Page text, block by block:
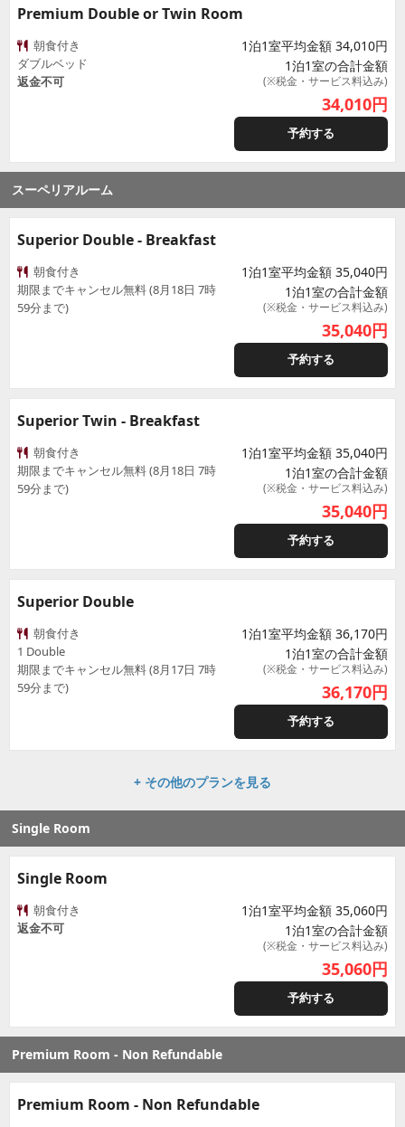
Premium Double or Twin Room
朝食付き
ダブルベッド
返金不可
1泊1室平均金額 34,010円
1泊1室の合計金額
(※税金・サービス料込み)
34,010円
予約する
スーペリアルーム
Superior Double - Breakfast
朝食付き
期限までキャンセル無料 (8月18日 7時
59分まで)
1泊1室平均金額 35,040円
1泊1室の合計金額
(※税金・サービス料込み)
35,040円
予約する
Superior Twin - Breakfast
朝食付き
期限までキャンセル無料 (8月18日 7時
59分まで)
1泊1室平均金額 35,040円
1泊1室の合計金額
(※税金・サービス料込み)
35,040円
予約する
Superior Double
朝食付き
1 Double
期限までキャンセル無料 (8月17日 7時
59分まで)
1泊1室平均金額 36,170円
1泊1室の合計金額
(※税金・サービス料込み)
36,170円
予約する
+ その他のプランを見る
Single Room
Single Room
朝食付き
返金不可
1泊1室平均金額 35,060円
1泊1室の合計金額
(※税金・サービス料込み)
35,060円
予約する
Premium Room - Non Refundable
Premium Room - Non Refundable